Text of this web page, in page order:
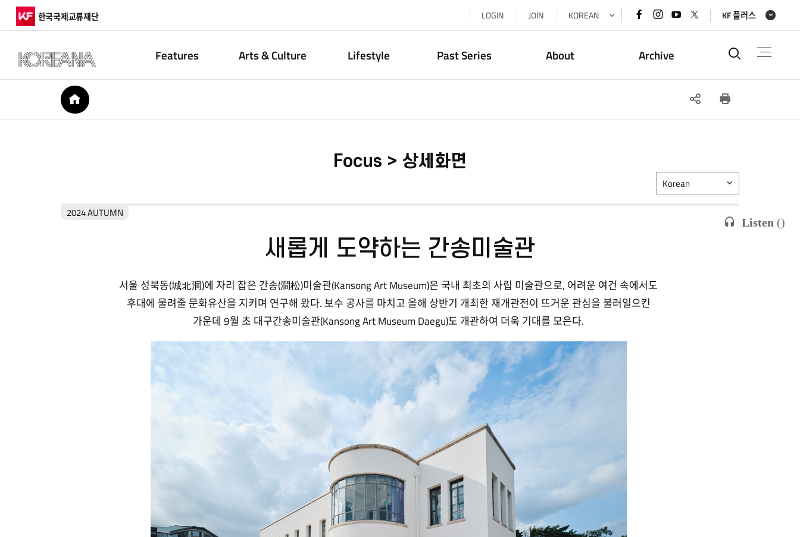
한국국제교류재단 LOGIN JOIN KOREAN 페이스북
바로가기
인스타그램
바로가기
유튜브
바로가기
x(트위터)
바로가기
KF 플러스
Features Arts & Culture Lifestyle Past Series About Archive 통합검
HOME SNS
Focus > 상세화면
Listen ()
2024 AUTUMN
Korean
새롭게 도약하는 간송미술관
서울 성북동(城北洞)에 자리 잡은 간송(澗松)미술관(Kansong Art Museum)은 국내 최초의 사립 미술관으로, 어려운 여건 속에서도
후대에 물려줄 문화유산을 지키며 연구해 왔다. 보수 공사를 마치고 올해 상반기 개최한 재개관전이 뜨거운 관심을 불러일으킨
가운데 9월 초 대구간송미술관(Kansong Art Museum Daegu)도 개관하여 더욱 기대를 모은다.